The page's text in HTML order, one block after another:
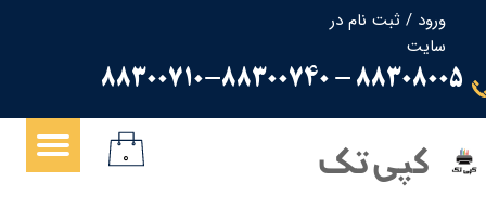
ورود / ثبت نام در
سایت
حساب کاربری من
تغییر گذر واژه
سفارشات
88308005 - 88300710-88300740
کپی تک ۰